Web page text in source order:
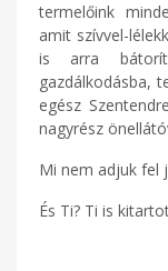
termelőink
amit szívvel-
is arra
gazdálkodásba,
egész
nagyrész
Mi nem adjuk fel
És Ti? Ti is